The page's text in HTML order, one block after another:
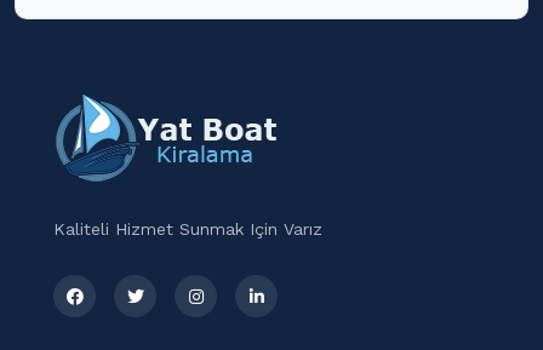
Kaliteli Hizmet Sunmak Için Varız